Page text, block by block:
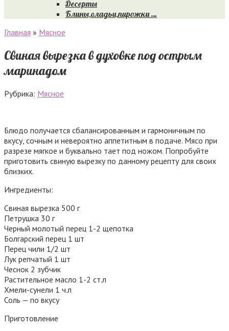
Десерты
Блины,оладьи,пирожки …
Главная » Мясное
Свиная вырезка в духовке под острым
маринадом
Рубрика: Мясное
Блюдо получается сбалансированным и гармоничным по
вкусу, сочным и невероятно аппетитным в подаче. Мясо при
разрезе мягкое и буквально тает под ножом. Попробуйте
приготовить свиную вырезку по данному рецепту для своих
близких.
Ингредиенты:
Свиная вырезка 500 г
Петрушка 30 г
Черный молотый перец 1-2 щепотка
Болгарский перец 1 шт
Перец чили 1/2 шт
Лук репчатый 1 шт
Чеснок 2 зубчик
Растительное масло 1-2 ст.л
Хмели-сунели 1 ч.л
Соль — по вкусу
Приготовление